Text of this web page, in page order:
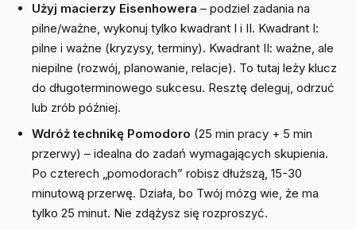
Użyj macierzy Eisenhowera – podziel zadania na
pilne/ważne, wykonuj tylko kwadrant I i II. Kwadrant I:
pilne i ważne (kryzysy, terminy). Kwadrant II: ważne, ale
niepilne (rozwój, planowanie, relacje). To tutaj leży klucz
do długoterminowego sukcesu. Resztę deleguj, odrzuć
lub zrób później.
Wdróż technikę Pomodoro (25 min pracy + 5 min
przerwy) – idealna do zadań wymagających skupienia.
Po czterech „pomodorach” robisz dłuższą, 15-30
minutową przerwę. Działa, bo Twój mózg wie, że ma
tylko 25 minut. Nie zdążysz się rozproszyć.